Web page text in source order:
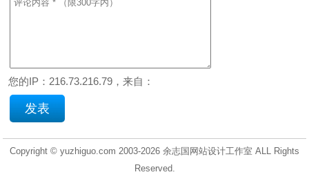
您的IP：216.73.216.79，来自：
Copyright © yuzhiguo.com 2003-2026 余志国网站设计工作室 ALL Rights
Reserved.